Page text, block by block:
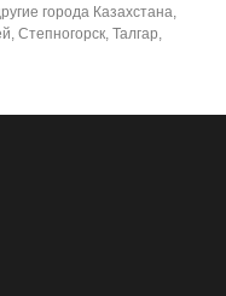
города Казахстана,
Степногорск, Талгар,